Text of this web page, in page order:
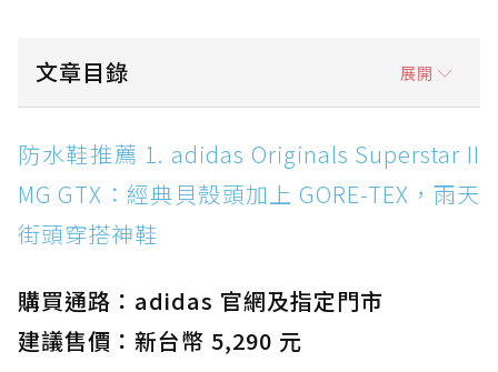
文章目錄 展開
防水鞋推薦 1. adidas Originals Superstar II
MG GTX：經典貝殼頭加上 GORE-TEX，雨天街
頭穿搭神鞋
防水鞋推薦 2. New Balance Hierro v9 GORE-
防水鞋推薦 3. Nike Dunk Low GORE-TEX：
經典 Dunk 輪廓加上防水科技，雨天穿搭帥度不
打折
防水鞋推薦 1. adidas Originals Superstar II
MG GTX：經典貝殼頭加上 GORE-TEX，雨天
街頭穿搭神鞋
購買通路：adidas 官網及指定門市
建議售價：新台幣 5,290 元